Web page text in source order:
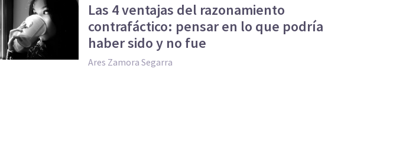
Las 4 ventajas del razonamiento
contrafáctico: pensar en lo que podría
haber sido y no fue
Ares Zamora Segarra